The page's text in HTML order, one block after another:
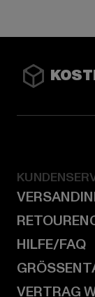
HILFE/FAQ
VERTRAG